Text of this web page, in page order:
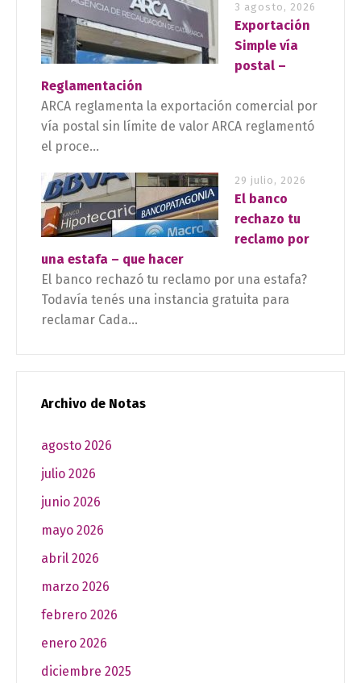
3 agosto, 2026
Exportación
Simple vía
postal –
Reglamentación
ARCA reglamenta la exportación comercial por
vía postal sin límite de valor ARCA reglamentó
el proce...
29 julio, 2026
El banco
rechazo tu
reclamo por
una estafa – que hacer
El banco rechazó tu reclamo por una estafa?
Todavía tenés una instancia gratuita para
reclamar Cada...
Archivo de Notas
agosto 2026
julio 2026
junio 2026
mayo 2026
abril 2026
marzo 2026
febrero 2026
enero 2026
diciembre 2025